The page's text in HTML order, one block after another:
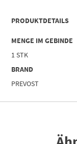
PRODUKTDETAILS
MENGE IM GEBINDE
1 STK
BRAND
PREVOST